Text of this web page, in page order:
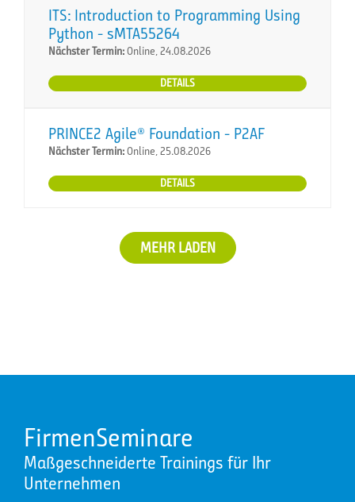
ITS: Introduction to Programming Using
Python - sMTA55264
Nächster Termin:Online, 24.08.2026
DETAILS
PRINCE2 Agile® Foundation - P2AF
Nächster Termin:Online, 25.08.2026
DETAILS
MEHR LADEN
FirmenSeminare
Maßgeschneiderte Trainings für Ihr
Unternehmen